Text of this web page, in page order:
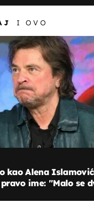
I OVO
kao Alena
ime: ''Malo se